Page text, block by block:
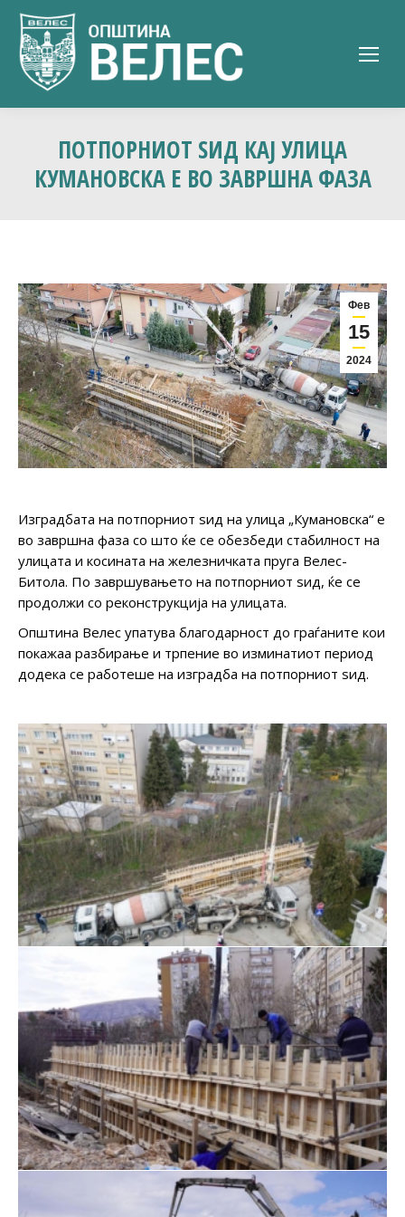
ПОТПОРНИОТ ЅИД КАЈ УЛИЦА
КУМАНОВСКА Е ВО ЗАВРШНА ФАЗА
Фев
15
2024
Изградбата на потпорниот ѕид на улица „Кумановска“ е
во завршна фаза со што ќе се обезбеди стабилност на
улицата и косината на железничката пруга Велес-
Битола. По завршувањето на потпорниот ѕид, ќе се
продолжи со реконструкција на улицата.
Општина Велес упатува благодарност до граѓаните кои
покажаа разбирање и трпение во изминатиот период
додека се работеше на изградба на потпорниот ѕид.